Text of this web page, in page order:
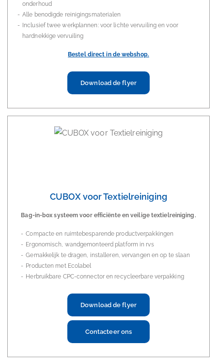
onderhoud
Alle benodigde reinigingsmaterialen
Inclusief twee werkplannen: voor lichte vervuiling en voor
hardnekkige vervuiling
Bestel direct in de webshop.
Download de flyer
CUBOX voor Textielreiniging
Bag-in-box systeem voor efficiënte en veilige textielreiniging.
Compacte en ruimtebesparende productverpakkingen
Ergonomisch, wandgemonteerd platform in rvs
Gemakkelijk te dragen, installeren, vervangen en op te slaan
Producten met Ecolabel
Herbruikbare CPC-connector en recycleerbare verpakking
Download de flyer
Contacteer ons